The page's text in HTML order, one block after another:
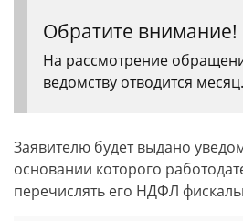
Обратите внимание!
На рассмотрение
ведомству отводится месяц.
Заявителю будет выдано
основании которого
перечислять его НДФЛ